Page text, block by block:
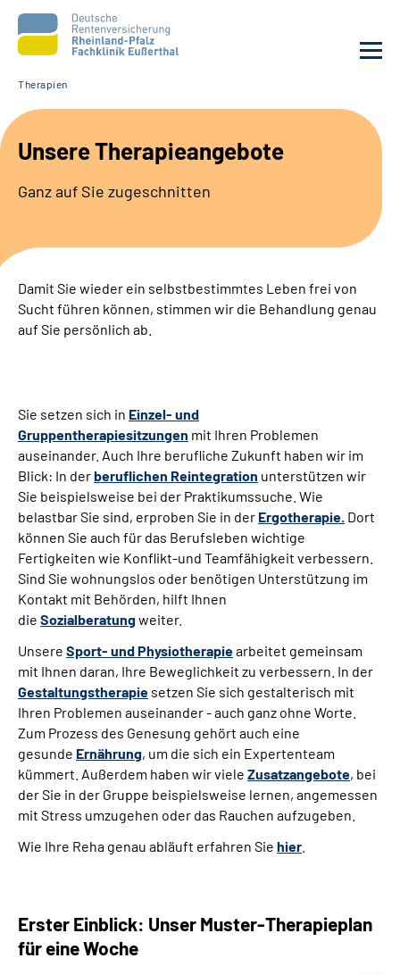
Unsere Klinik
Unsere Angebote
Beratungsstellen &
Zuweisende
Leichte Sprache
Gebärdensprache
Therapien
Unsere Therapieangebote
Ganz auf Sie zugeschnitten
Damit Sie wieder ein selbstbestimmtes Leben frei von
Sucht führen können, stimmen wir die Behandlung genau
auf Sie persönlich ab.
Sie setzen sich in Einzel- und
Gruppentherapiesitzungen mit Ihren Problemen
auseinander. Auch Ihre berufliche Zukunft haben wir im
Blick: In derberuflichen Reintegration unterstützen wir
Sie beispielsweise bei der Praktikumssuche. Wie
belastbar Sie sind, erproben Sie in der Ergotherapie. Dort
können Sie auch für das Berufsleben wichtige
Fertigkeiten wie Konflikt-und Teamfähigkeit verbessern.
Sind Sie wohnungslos oder benötigen Unterstützung im
Kontakt mit Behörden, hilft Ihnen
die Sozialberatungweiter.
Unsere Sport- und Physiotherapiearbeitet gemeinsam
mit Ihnen daran, Ihre Beweglichkeit zu verbessern. In der
Gestaltungstherapie setzen Sie sich gestalterisch mit
Ihren Problemen auseinander - auch ganz ohne Worte.
Zum Prozess des Genesung gehört auch eine
gesunde Ernährung, um die sich ein Expertenteam
kümmert. Außerdem haben wir viele Zusatzangebote, bei
der Sie in der Gruppe beispielsweise lernen, angemessen
mit Stress umzugehen oder das Rauchen aufzugeben.
Wie Ihre Reha genau abläuft erfahren Sie hier
Erster Einblick: Unser Muster-Therapieplan
für eine Woche